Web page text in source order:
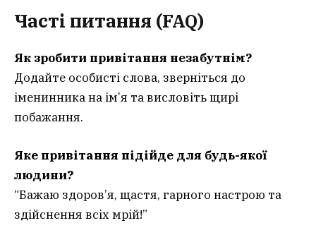
Часті питання (FAQ)
Як зробити привітання незабутнім?
Додайте особисті слова, зверніться до
іменинника на ім’я та висловіть щирі
побажання.
Яке привітання підійде для будь-якої
людини?
“Бажаю здоров’я, щастя, гарного настрою та
здійснення всіх мрій!”